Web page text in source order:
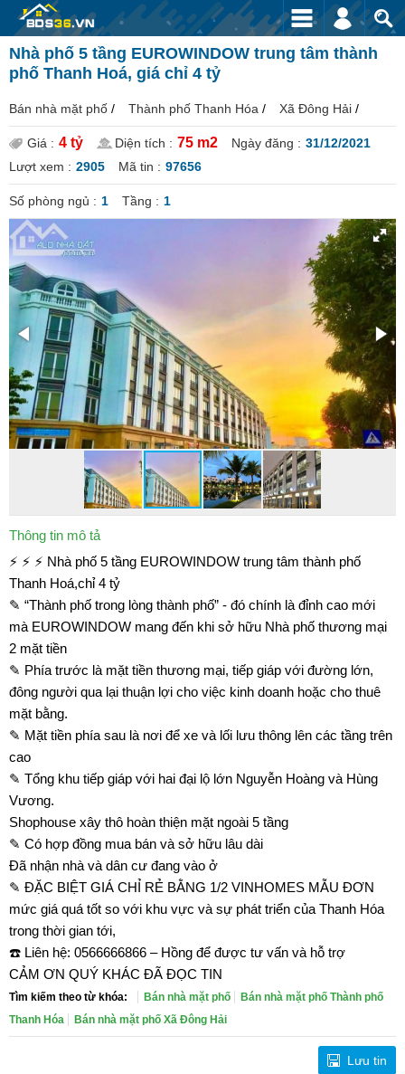
Nhà phố 5 tầng EUROWINDOW trung tâm thành
phố Thanh Hoá, giá chỉ 4 tỷ
Bán nhà mặt phố / Thành phố Thanh Hóa / Xã Đông Hải /
Giá : 4 tỷ Diện tích : 75 m2 Ngày đăng : 31/12/2021
Lượt xem : 2905 Mã tin : 97656
Số phòng ngủ : 1 Tầng : 1
Thông tin mô tả
⚡ ⚡ ⚡ Nhà phố 5 tầng EUROWINDOW trung tâm thành phố
Thanh Hoá,chỉ 4 tỷ
✎ “Thành phố trong lòng thành phố” - đó chính là đỉnh cao mới
mà EUROWINDOW mang đến khi sở hữu Nhà phố thương mại
2 mặt tiền
✎ Phía trước là mặt tiền thương mại, tiếp giáp với đường lớn,
đông người qua lại thuận lợi cho việc kinh doanh hoặc cho thuê
mặt bằng.
✎ Mặt tiền phía sau là nơi để xe và lối lưu thông lên các tầng trên
cao
✎ Tổng khu tiếp giáp với hai đại lộ lớn Nguyễn Hoàng và Hùng
Vương.
Shophouse xây thô hoàn thiện mặt ngoài 5 tầng
✎ Có hợp đồng mua bán và sở hữu lâu dài
Đã nhận nhà và dân cư đang vào ở
✎ ĐẶC BIỆT GIÁ CHỈ RẺ BẰNG 1/2 VINHOMES MẪU ĐƠN
mức giá quá tốt so với khu vực và sự phát triển của Thanh Hóa
trong thời gian tới,
☎️ Liên hệ: 0566666866 – Hồng để được tư vấn và hỗ trợ
CẢM ƠN QUÝ KHÁC ĐÃ ĐỌC TIN
Tìm kiếm theo từ khóa: Bán nhà mặt phố
Bán nhà mặt phố Thành phố
Thanh Hóa
Bán nhà mặt phố Xã Đông Hải
Lưu tin